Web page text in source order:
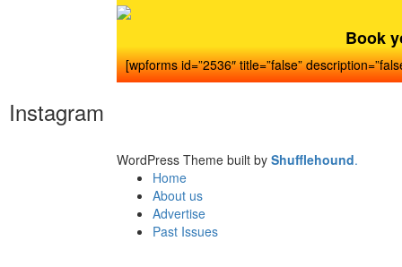
Book
[wpforms id=”2536″ title=”false”
Instagram
WordPress Theme built by Shufflehound.
Home
About us
Advertise
Past Issues